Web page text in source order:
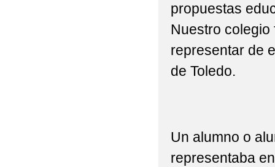
2022 'DÍA DE LA
2022
2022 'MONDILLAS'
2022 'NUESTRA
propuestas
Nuestro colegio
representar de
de Toledo.
Un alumno o
representaba